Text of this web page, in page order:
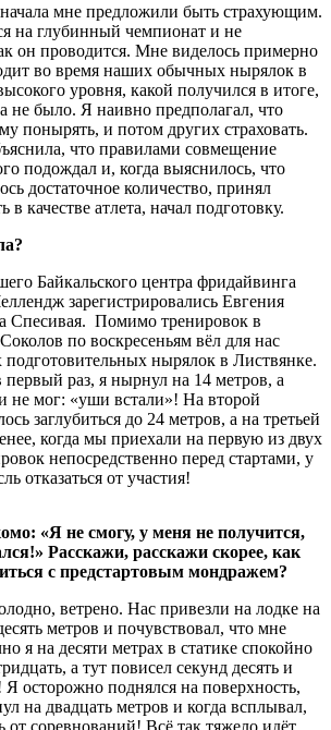
мне предложили быть страхующим.
на глубинный чемпионат и не
он проводится. Мне виделось примерно
во время наших обычных нырялок в
уровня, какой получился в итоге,
не было. Я наивно предполагал, что
понырять, и потом других страховать.
что правилами совмещение
подождал и, когда выяснилось, что
достаточное количество, принял
в качестве атлета, начал подготовку.
Байкальского центра фридайвинга
зарегистрировались Евгения
Спесивая. Помимо тренировок в
по воскресеньям вёл для нас
нырялок в Листвянке.
раз, я нырнул на 14 метров, а
не мог: «уши встали»! На второй
заглубиться до 24 метров, а на третьей
когда мы приехали на первую из двух
непосредственно перед стартами, у
отказаться от участия!
«Я не смогу, у меня не получится,
Расскажи, расскажи скорее, как
с предстартовым мондражем?
ветрено. Нас привезли на лодке на
метров и почувствовал, что мне
я на десяти метрах в статике спокойно
а тут повисел секунд десять и
Я осторожно поднялся на поверхность,
на двадцать метров и когда всплывал,
соревнований! Всё так тяжело идёт,